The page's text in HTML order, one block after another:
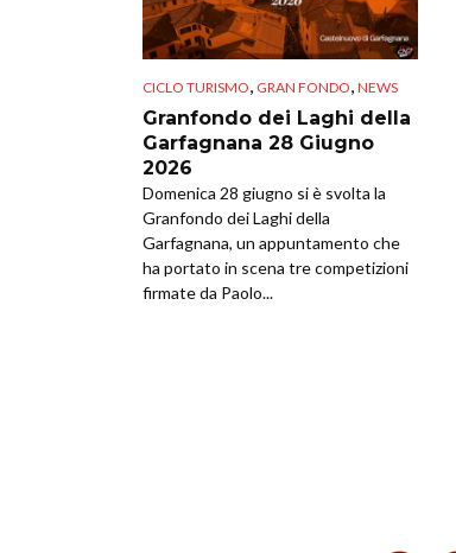
CICLO TURISMO GRAN FONDO NEWS
Granfondo dei Laghi della
Garfagnana 28 Giugno
2026
Domenica 28 giugno si è svolta la
Granfondo dei Laghi della
Garfagnana, un appuntamento che
ha portato in scena tre competizioni
firmate da Paolo...